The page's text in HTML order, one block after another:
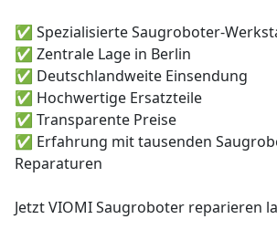
✅ Spezialisierte Saugroboter-
✅ Zentrale Lage in Berlin
✅ Deutschlandweite Einsendung
✅ Hochwertige Ersatzteile
✅ Transparente Preise
✅ Erfahrung mit tausenden
Reparaturen
Jetzt VIOMI Saugroboter reparieren